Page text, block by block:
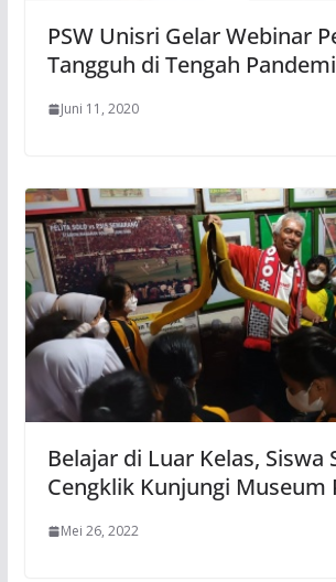
PSW Unisri Gelar Webinar
Tangguh di Tengah Pandemi
Juni 11, 2020
Belajar di Luar Kelas, Siswa
Cengklik Kunjungi Museum
Mei 26, 2022